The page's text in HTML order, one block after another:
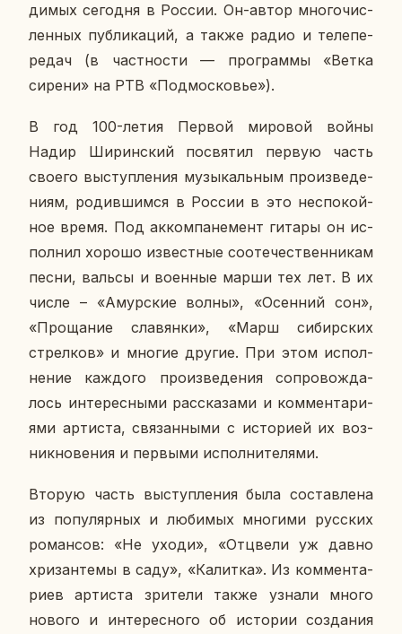
ди­мых се­го­дня в России. Он-автор мно­го­чис­
лен­ных пуб­ли­ка­ций, а также радио и те­ле­пе­
ре­дач (в част­но­сти — про­грам­мы «Ветка
сирени» на РТВ «Под­мос­ко­вье»).
В год 100-летия Первой ми­ро­вой войны
Надир Ши­рин­ский по­свя­тил первую часть
своего вы­ступ­ле­ния му­зы­каль­ным про­из­ве­де­
ни­ям, ро­див­шим­ся в России в это неспо­кой­
ное время. Под ак­ком­па­не­мент гитары он ис­
пол­нил хорошо из­вест­ные со­оте­че­ствен­ни­кам
песни, вальсы и во­ен­ные марши тех лет. В их
числе – «Амур­ские волны», «Осен­ний сон»,
«Про­ща­ние сла­вян­ки», «Марш си­бир­ских
стрел­ков» и многие другие. При этом ис­пол­
не­ние каж­до­го про­из­ве­де­ния со­про­вож­да­
лось ин­те­рес­ны­ми рас­ска­за­ми и ком­мен­та­ри­
я­ми ар­ти­ста, свя­зан­ны­ми с ис­то­ри­ей их воз­
ник­но­ве­ния и пер­вы­ми ис­пол­ни­те­ля­ми.
Вторую часть вы­ступ­ле­ния была со­став­ле­на
из по­пу­ляр­ных и лю­би­мых мно­ги­ми рус­ских
ро­ман­сов: «Не уходи», «От­цве­ли уж давно
хри­зан­те­мы в саду», «Ка­лит­ка». Из ком­мен­та­
ри­ев ар­ти­ста зри­те­ли также узнали много
нового и ин­те­рес­но­го об ис­то­рии со­зда­ния